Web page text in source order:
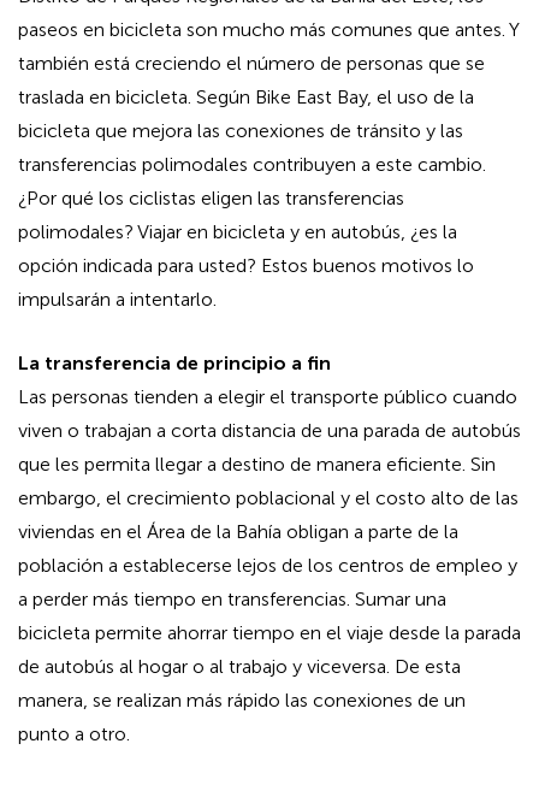
paseos en bicicleta son mucho más comunes que antes. Y
también está creciendo el número de personas que se
traslada en bicicleta. Según Bike East Bay, el uso de la
bicicleta que mejora las conexiones de tránsito y las
transferencias polimodales contribuyen a este cambio.
¿Por qué los ciclistas eligen las transferencias
polimodales? Viajar en bicicleta y en autobús, ¿es la
opción indicada para usted? Estos buenos motivos lo
impulsarán a intentarlo.
La transferencia de principio a fin
Las personas tienden a elegir el transporte público cuando
viven o trabajan a corta distancia de una parada de autobús
que les permita llegar a destino de manera eficiente. Sin
embargo, el crecimiento poblacional y el costo alto de las
viviendas en el Área de la Bahía obligan a parte de la
población a establecerse lejos de los centros de empleo y
a perder más tiempo en transferencias. Sumar una
bicicleta permite ahorrar tiempo en el viaje desde la parada
de autobús al hogar o al trabajo y viceversa. De esta
manera, se realizan más rápido las conexiones de un
punto a otro.